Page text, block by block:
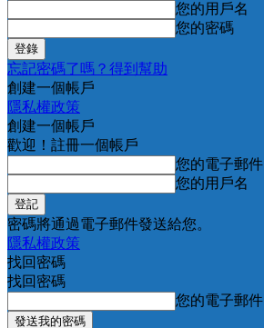
您的用戶名
您的密碼
忘記密碼了嗎？得到幫助
創建一個帳戶
隱私權政策
創建一個帳戶
歡迎！註冊一個帳戶
您的電子郵件
您的用戶名
密碼將通過電子郵件發送給您。
隱私權政策
找回密碼
找回密碼
您的電子郵件